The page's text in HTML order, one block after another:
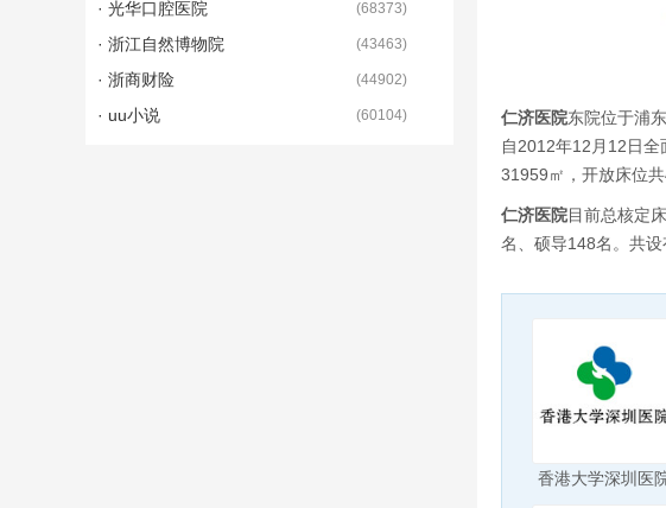
仁济医院东院位于浦
自2012年12月12日
31959㎡，开放床位
仁济医院目前总核定
名、硕导148名。共
香港大学深圳医
· 光华口腔医院 (68373)
· 浙江自然博物院 (43463)
· 浙商财险 (44902)
· uu小说 (60104)